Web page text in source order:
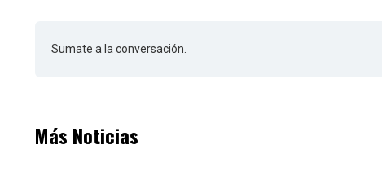
Sumate a la conversación.
Más Noticias